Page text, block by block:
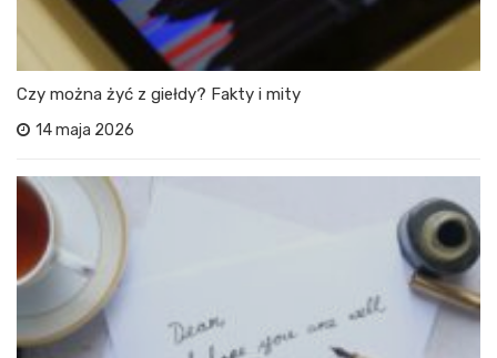
Czy można żyć z giełdy? Fakty i mity
14 maja 2026